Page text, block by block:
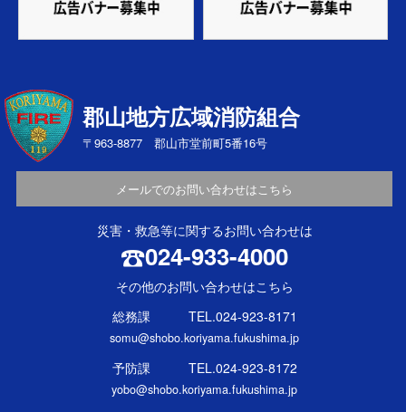
郡山地方広域消防組合
〒963-8877 郡山市堂前町5番16号
メールでのお問い合わせはこちら
災害・救急等に関するお問い合わせは
024-933-4000
その他のお問い合わせはこちら
総務課 TEL.024-923-8171
somu@shobo.koriyama.fukushima.jp
予防課 TEL.024-923-8172
yobo@shobo.koriyama.fukushima.jp